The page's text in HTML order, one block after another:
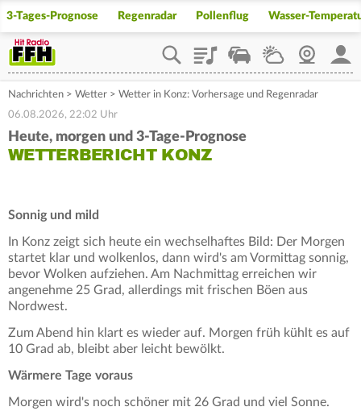
3-Tages-Prognose Regenradar Pollenflug Wasser-
PlaylistStaupilotWetterWebcam
Nachrichten > Wetter > Wetter in Konz: Vorhersage und Regenradar
06.08.2026, 22:02 Uhr
Heute, morgen und 3-Tage-Prognose
WETTERBERICHT KONZ
Sonnig und mild
In Konz zeigt sich heute ein wechselhaftes Bild: Der Morgen
startet klar und wolkenlos, dann wird's am Vormittag sonnig,
bevor Wolken aufziehen. Am Nachmittag erreichen wir
angenehme 25 Grad, allerdings mit frischen Böen aus
Nordwest.
Zum Abend hin klart es wieder auf. Morgen früh kühlt es auf
10 Grad ab, bleibt aber leicht bewölkt.
Wärmere Tage voraus
Morgen wird's noch schöner mit 26 Grad und viel Sonne.